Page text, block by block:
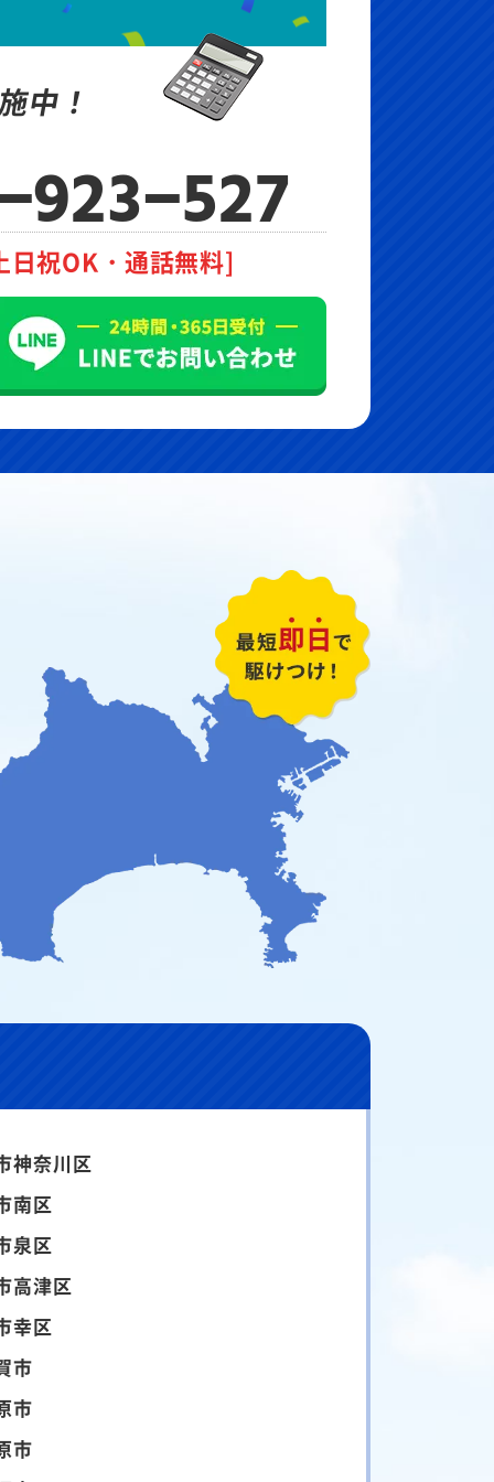
中！
923-527
日祝OK・通話無料]
神奈川区
南区
泉区
高津区
幸区
市
市
市